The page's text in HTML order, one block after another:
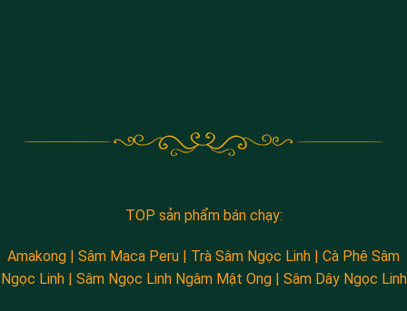
TOP sản phẩm bán chạy:
Amakong Sâm Maca Peru Trà Sâm Ngọc Linh
Cà Phê Sâm
Ngọc Linh| Sâm Ngọc Linh Ngâm Mật Ong| Sâm Dây Ngọc Linh